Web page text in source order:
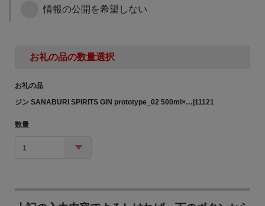
情報の公開を希望しない
お礼の品の数量選択
お礼の品
ジン SANABURI SPIRITS GIN prototype_02 500ml×…|11121
数量
1